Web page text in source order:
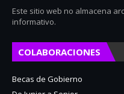
Este sitio web no almacena
informativo.
COLABORACIONES
Becas de Gobierno